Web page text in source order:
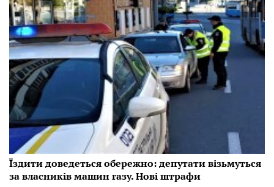
Їздити доведеться обережно: депутати візьмуться
за власників машин газу. Нові штрафи